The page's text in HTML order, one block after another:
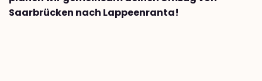
Saarbrücken nach Lappeenranta!